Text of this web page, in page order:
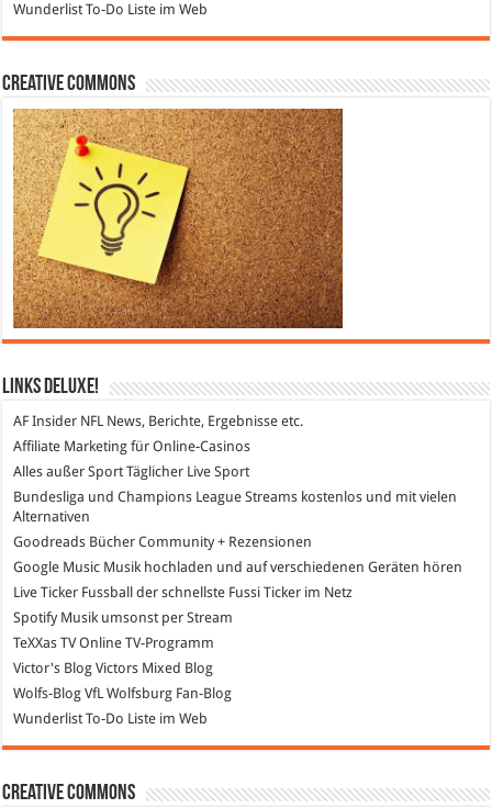
WunderlistTo-Do Liste im Web
Creative Commons
Links DeLuXe!
AF Insider NFL News, Berichte, Ergebnisse etc.
Affiliate Marketing für Online-Casinos
Alles außer Sport Täglicher Live Sport
Bundesliga und Champions League Streams kostenlos und mit vielen
Alternativen
Goodreads Bücher Community + Rezensionen
Google Music Musik hochladen und auf verschiedenen Geräten hören
Live Ticker Fussball
der schnellste Fussi Ticker im Netz
SpotifyMusik umsonst per Stream
TeXXas TVOnline TV-Programm
Victor's Blog Victors Mixed Blog
Wolfs-Blog VfL Wolfsburg Fan-Blog
Wunderlist To-Do Liste im Web
Creative Commons